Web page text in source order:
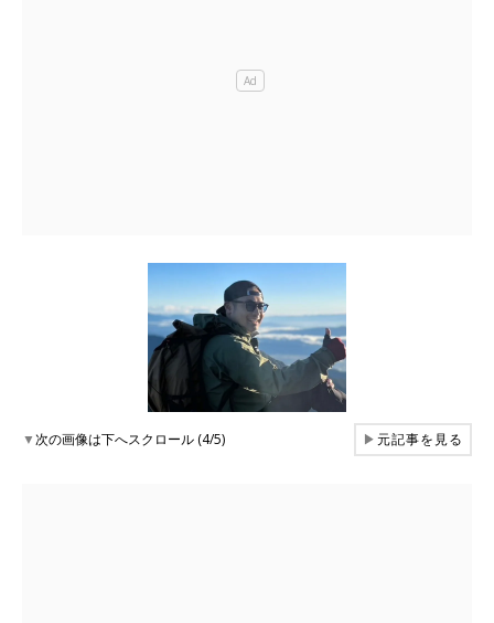
▼次の画像は下へスクロール (4/5) ▶元記事を見る